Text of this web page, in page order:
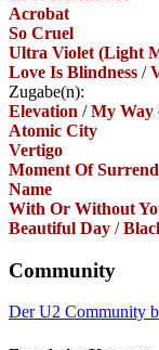
Acrobat
So Cruel
Ultra Violet (Light
Love Is Blindness /
Zugabe(n):
Elevation /My Way
Atomic City
Vertigo
Moment Of
Name
With Or Without
Beautiful Day /
Community
Der U2 Community